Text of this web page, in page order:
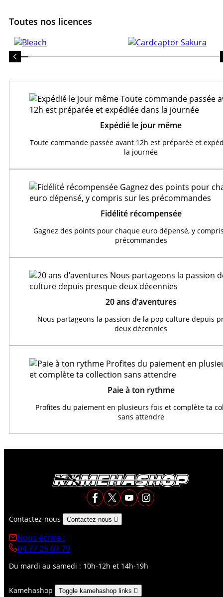
Toutes nos licences
Expédié le jour même
Toute commande passée avant 12h est préparée et
la journée
Fidélité récompensée
Gagnez des points pour chaque euro dépensé, y
précommandes
20 ans d’aventures
Nous partageons la passion de la pop culture depuis
deux décennies
Paie à ton rythme
Profites du paiement en plusieurs fois et complète ta
sans attendre
Contactez-nous Contactez-nous 
Nous écrire :
04 77 25 07 79
Du mardi au samedi : 10h-12h et 14h-19h
Kamehashop Toggle kamehashop links 